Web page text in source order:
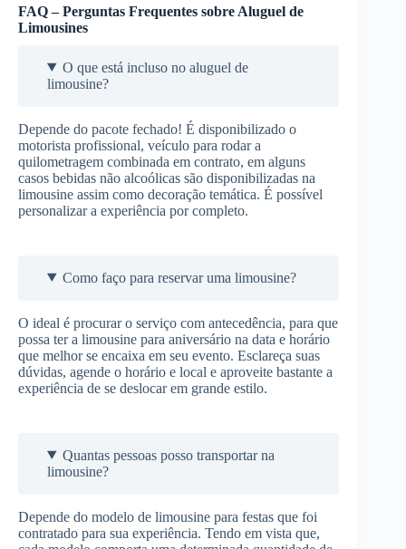
FAQ – Perguntas Frequentes sobre Aluguel de
Limousines
O que está incluso no aluguel de
limousine?
Depende do pacote fechado! É disponibilizado o
motorista profissional, veículo para rodar a
quilometragem combinada em contrato, em alguns
casos bebidas não alcoólicas são disponibilizadas na
limousine assim como decoração temática. É possível
personalizar a experiência por completo.
Como faço para reservar uma limousine?
O ideal é procurar o serviço com antecedência, para que
possa ter a limousine para aniversário na data e horário
que melhor se encaixa em seu evento. Esclareça suas
dúvidas, agende o horário e local e aproveite bastante a
experiência de se deslocar em grande estilo.
Quantas pessoas posso transportar na
limousine?
Depende do modelo de limousine para festas que foi
contratado para sua experiência. Tendo em vista que,